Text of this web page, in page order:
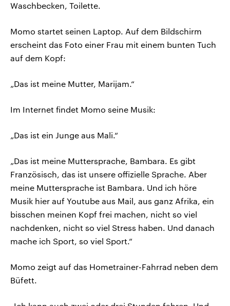
Waschbecken, Toilette.
Momo startet seinen Laptop. Auf dem Bildschirm
erscheint das Foto einer Frau mit einem bunten Tuch
auf dem Kopf:
„Das ist meine Mutter, Marijam.“
Im Internet findet Momo seine Musik:
„Das ist ein Junge aus Mali.“
„Das ist meine Muttersprache, Bambara. Es gibt
Französisch, das ist unsere offizielle Sprache. Aber
meine Muttersprache ist Bambara. Und ich höre
Musik hier auf Youtube aus Mail, aus ganz Afrika, ein
bisschen meinen Kopf frei machen, nicht so viel
nachdenken, nicht so viel Stress haben. Und danach
mache ich Sport, so viel Sport.“
Momo zeigt auf das Hometrainer-Fahrrad neben dem
Büfett.